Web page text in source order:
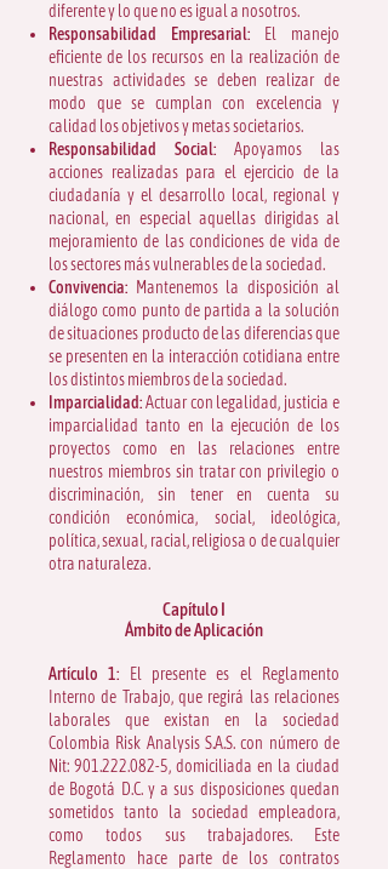
diferente y lo que no es igual a nosotros.
Responsabilidad Empresarial: El manejo
eficiente de los recursos en la realización de
nuestras actividades se deben realizar de
modo que se cumplan con excelencia y
calidad los objetivos y metas societarios.
Responsabilidad Social: Apoyamos las
acciones realizadas para el ejercicio de la
ciudadanía y el desarrollo local, regional y
nacional, en especial aquellas dirigidas al
mejoramiento de las condiciones de vida de
los sectores más vulnerables de la sociedad.
Convivencia: Mantenemos la disposición al
diálogo como punto de partida a la solución
de situaciones producto de las diferencias que
se presenten en la interacción cotidiana entre
los distintos miembros de la sociedad.
Imparcialidad:Actuar con legalidad, justicia e
imparcialidad tanto en la ejecución de los
proyectos como en las relaciones entre
nuestros miembros sin tratar con privilegio o
discriminación, sin tener en cuenta su
condición económica, social, ideológica,
política, sexual, racial, religiosa o de cualquier
otra naturaleza.
Capítulo I
Ámbito de Aplicación
Artículo 1: El presente es el Reglamento
Interno de Trabajo, que regirá las relaciones
laborales que existan en la sociedad
Colombia Risk Analysis S.A.S. con número de
Nit: 901.222.082-5, domiciliada en la ciudad
de Bogotá D.C. y a sus disposiciones quedan
sometidos tanto la sociedad empleadora,
como todos sus trabajadores. Este
Reglamento hace parte de los contratos